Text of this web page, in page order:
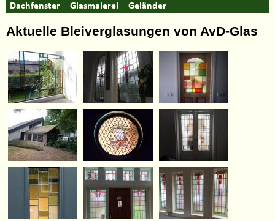
Dachfenster
Glasmalerei Geländer
Aktuelle Bleiverglasungen von AvD-Glas